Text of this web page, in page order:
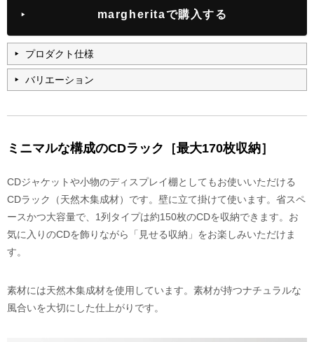
margheritaで購入する
プロダクト仕様
バリエーション
ミニマルな構成のCDラック［最大170枚収納］
CDジャケットや小物のディスプレイ棚としてもお使いいただける
CDラック（天然木集成材）です。壁に立て掛けて使います。省スペ
ースかつ大容量で、1列タイプは約150枚のCDを収納できます。お
気に入りのCDを飾りながら「見せる収納」をお楽しみいただけま
す。
素材には天然木集成材を使用しています。素材が持つナチュラルな
風合いを大切にした仕上がりです。